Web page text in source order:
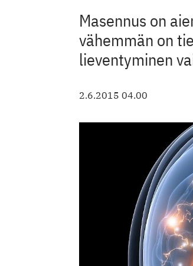
Masennus on
vähemmän on
lieventyminen
2.6.2015 04.00